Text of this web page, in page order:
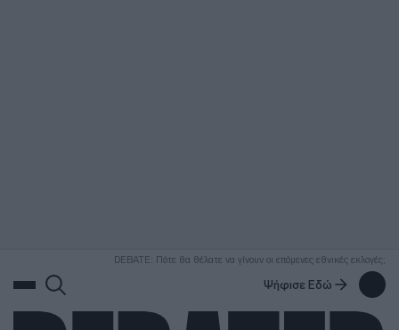
DEBATE: Πότε θα θέλατε να γίνουν οι επόμενες εθνικές εκλογές;
Ψήφισε Εδώ